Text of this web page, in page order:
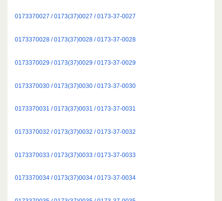
0173370027 / 0173(37)0027 / 0173-37-0027
0173370028 / 0173(37)0028 / 0173-37-0028
0173370029 / 0173(37)0029 / 0173-37-0029
0173370030 / 0173(37)0030 / 0173-37-0030
0173370031 / 0173(37)0031 / 0173-37-0031
0173370032 / 0173(37)0032 / 0173-37-0032
0173370033 / 0173(37)0033 / 0173-37-0033
0173370034 / 0173(37)0034 / 0173-37-0034